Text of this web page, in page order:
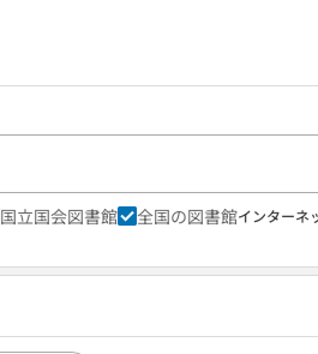
国立国会図書館 全国の図書館インターネ